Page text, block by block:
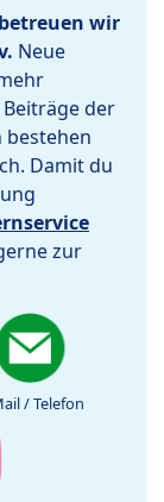
wir
Neue
der
bestehen
Damit du
zur
/ Telefon